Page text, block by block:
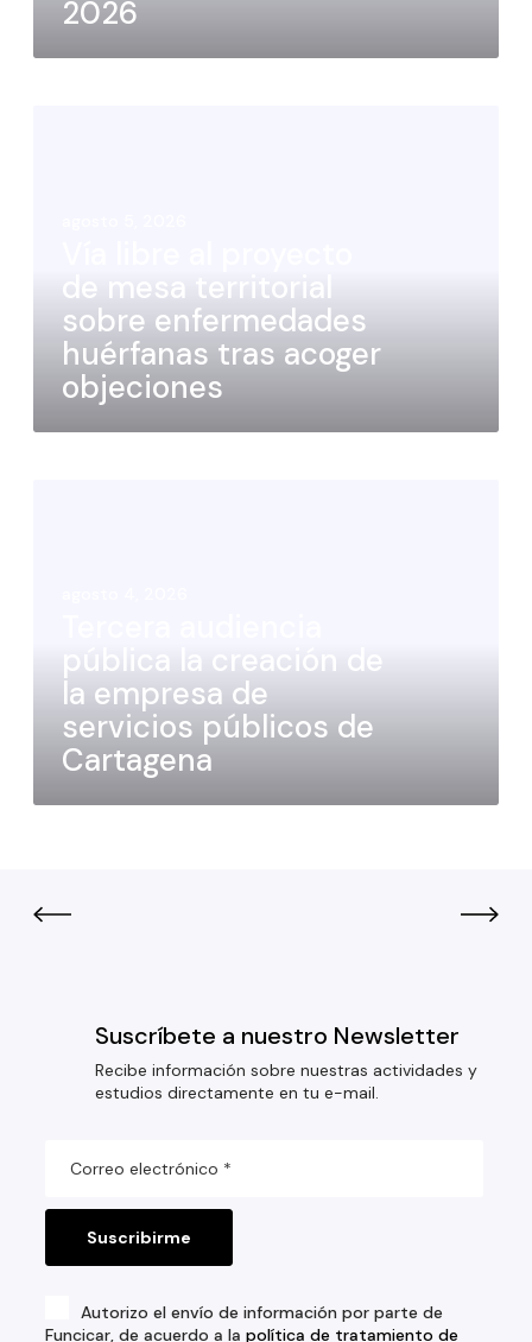
2026
de mesa territorial
sobre enfermedades
huérfanas tras acoger
objeciones
pública la creación de
la empresa de
servicios públicos de
Cartagena
Suscríbete a nuestro Newsletter
Recibe información sobre nuestras actividades y
estudios directamente en tu e-mail.
Autorizo el envío de información por parte de
Funcicar, de acuerdo a lapolítica de tratamiento de